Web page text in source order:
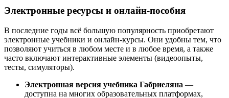
Электронные ресурсы и онлайн-пособия
В последние годы всё большую популярность приобретают
электронные учебники и онлайн-курсы. Они удобны тем, что
позволяют учиться в любом месте и в любое время, а также
часто включают интерактивные элементы (видеоопыты,
тесты, симуляторы).
Электронная версия учебника Габриеляна —
доступна на многих образовательных платформах,